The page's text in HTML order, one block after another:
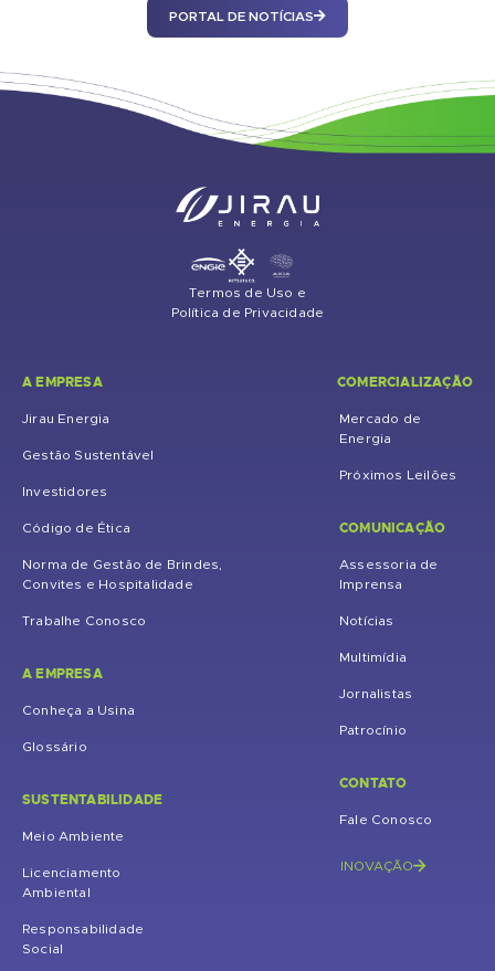
PORTAL DE NOTÍCIAS
Termos de Uso e
Política de Privacidade
A EMPRESA
Jirau Energia
Gestão Sustentável
Investidores
Código de Ética
Norma de Gestão de Brindes,
Convites e Hospitalidade
Trabalhe Conosco
A EMPRESA
Conheça a Usina
Glossário
SUSTENTABILIDADE
Meio Ambiente
Licenciamento
Ambiental
Responsabilidade
Social
COMERCIALIZAÇÃO
Mercado de
Energia
Próximos Leilões
COMUNICAÇÃO
Assessoria de
Imprensa
Notícias
Multimídia
Jornalistas
Patrocínio
CONTATO
Fale Conosco
INOVAÇÃO